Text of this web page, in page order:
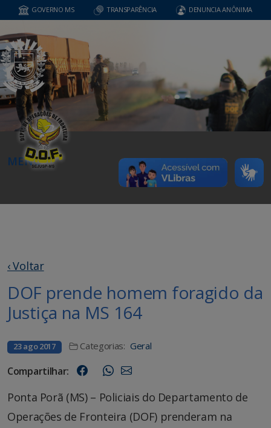
GOVERNO MS TRANSPARÊNCIA DENUNCIA ANÔNIMA
MENU
‹ Voltar
DOF prende homem foragido da
Justiça na MS 164
23 ago 2017 Categorias: Geral
Compartilhar:
Ponta Porã (MS) – Policiais do Departamento de
Operações de Fronteira (DOF) prenderam na